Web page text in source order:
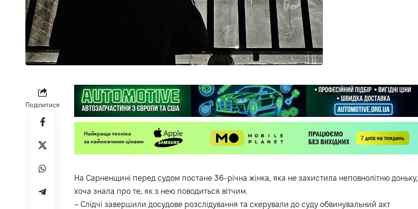
Поділитися
На Сарненщині перед судом постане 36-річна жінка, яка не захистила неповнолітню доньку,
хоча знала про те, як з нею поводиться вітчим.
– Слідчі завершили досудове розслідування та скерували до суду обвинувальний акт